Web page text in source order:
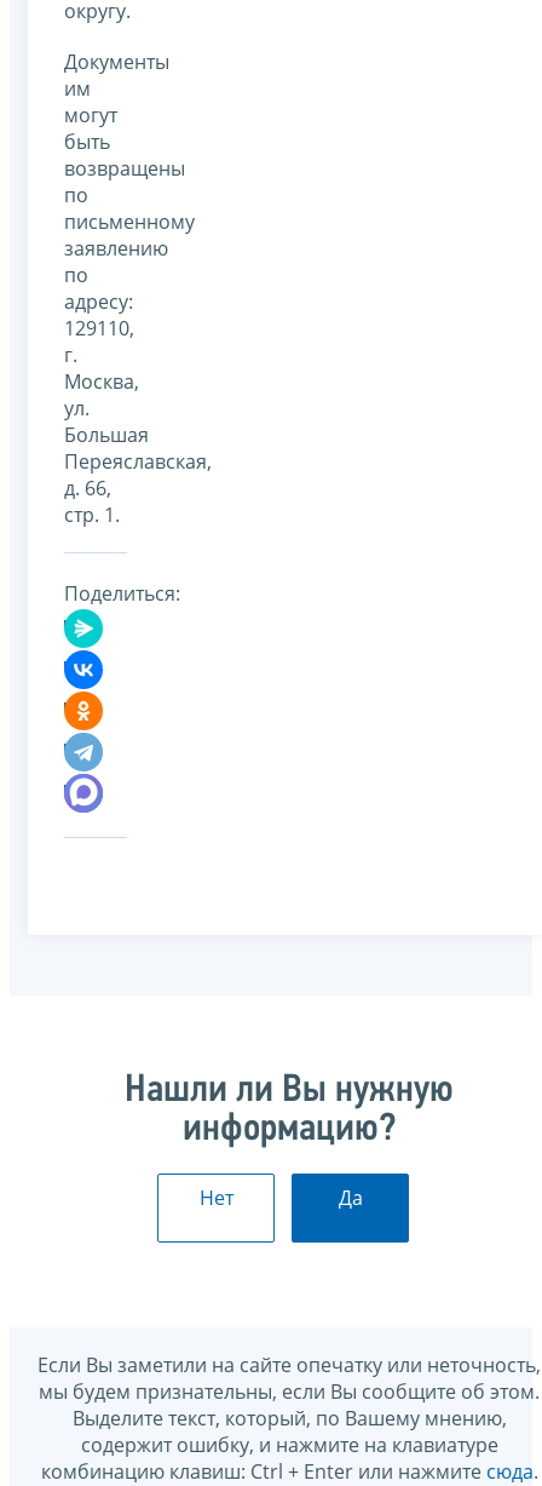
округу.
Документы
им
могут
быть
возвращены
по
письменному
заявлению
по
адресу:
129110,
г.
Москва,
ул.
Большая
Переяславская,
д. 66,
стр. 1.
Поделиться:
Нашли ли Вы нужную
информацию?
Нет Да
Если Вы заметили на сайте опечатку или неточность,
мы будем признательны, если Вы сообщите об этом.
Выделите текст, который, по Вашему мнению,
содержит ошибку, и нажмите на клавиатуре
комбинацию клавиш: Ctrl + Enter или нажмите сюда.